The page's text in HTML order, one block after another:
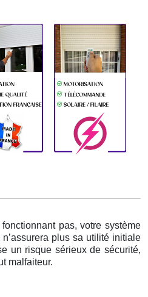
pas, votre système
n’assurera plus sa utilité initiale
un risque sérieux de sécurité,
malfaiteur.